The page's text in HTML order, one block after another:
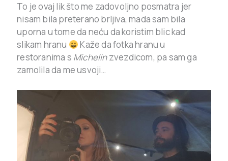
To je ovaj lik što me zadovoljno posmatra jer
nisam bila preterano brljiva, mada sam bila
uporna u tome da neću da koristim blic kad
slikam hranu
Kaže da fotka hranu u
restoranima s Michelinzvezdicom, pa sam ga
zamolila da me usvoji…